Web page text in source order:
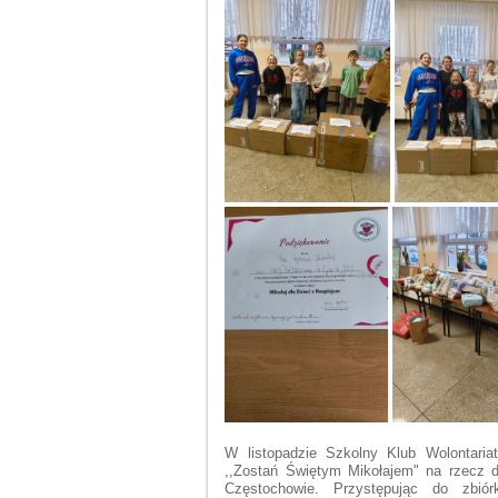
W listopadzie Szkolny Klub
,,Zostań Świętym Mikołajem" na rzecz
Częstochowie. Przystępując do